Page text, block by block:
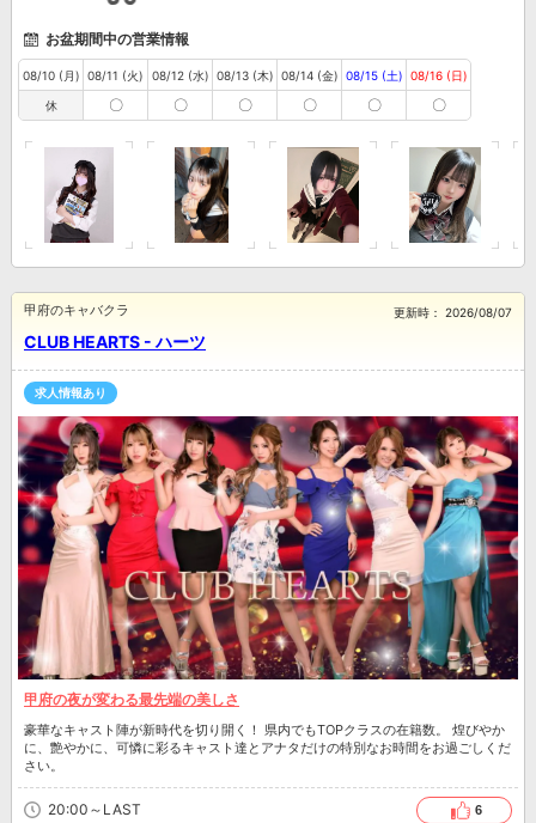
お盆期間中の営業情報
08/10 (月)
休
08/11 (火)
〇
08/12 (水)
〇
08/13 (木)
〇
08/14 (金)
〇
08/15 (土)
〇
08/16 (日)
〇
CLUB HEARTS - ハーツ
甲府のキャバクラ 更新時： 2026/08/07
求人情報あり
甲府の夜が変わる最先端の美しさ
豪華なキャスト陣が新時代を切り開く！ 県内でもTOPクラスの在籍数。 煌びやか
に、艶やかに、可憐に彩るキャスト達とアナタだけの特別なお時間をお過ごしくだ
さい。
20:00～LAST
6